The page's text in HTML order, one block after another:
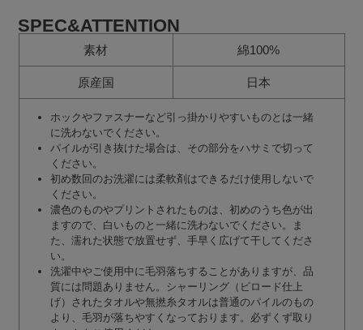
SPEC&ATTENTION
素材 綿100%
原産国 日本
ホックやファスナーなど引っ掛かりやすいものとは一緒
に洗わないでください。
パイルが引き抜けた場合は、その部分をハサミで切って
ください。
初め数回のお洗濯には柔軟剤はできるだけ使用しないで
ください。
濃色のものやプリントされたものは、初めのうち色が出
ますので、白いものと一緒に洗わないでください。ま
た、濡れた状態で放置せず、手早く広げて干してくださ
い。
洗濯中やご使用中に毛羽落ちすることがありますが、品
質には問題ありません。シャーリング（ビロード仕上
げ）されたタオルや無撚糸タオルは普通のパイルのもの
より、毛羽が落ちやすくなっております。必ずくず取り